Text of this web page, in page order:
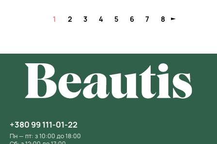
1 2 3 4 5 6 7 8
+380 99 111-01-22
Пн — пт: з 10:00 до 18:00